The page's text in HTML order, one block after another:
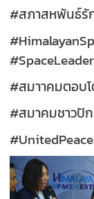
#สภาสหพันธ์รั
#สมาาคมตอบ
#สมาคมชาวปั